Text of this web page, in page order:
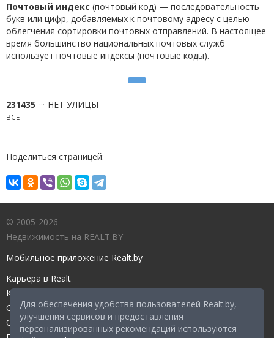
Для обеспечения удобства пользователей Realt.by,
улучшения сервисов и предоставления
персонализированных рекомендаций используются
Почтовый индекс (почтовый код) — последовательность
букв или цифр, добавляемых к почтовому адресу с целью
облегчения сортировки почтовых отправлений. В настоящее
время большинство национальных почтовых служб
использует почтовые индексы (почтовые коды).
231435 НЕТ УЛИЦЫ
ВСЕ
Поделиться страницей:
© 2005-2026
Недвижимость на REALT.BY
Мобильное приложение Realt.by
Карьера в Realt
Контакты редакции
Справочный центр
Служба поддержки